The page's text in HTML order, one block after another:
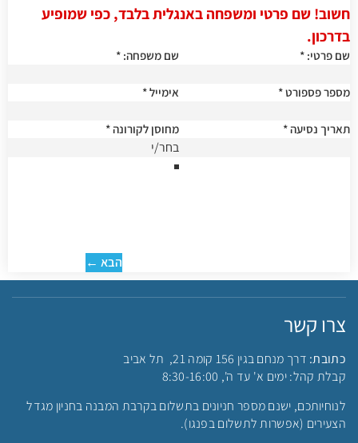
חשוב! שם פרטי ומשפחה באנגלית בלבד, כפי שמופיע
בדרכון.
שם פרטי: * שם משפחה: *
מספר פספורט* אימייל*
תאריך נסיעה* מחוסן לקורונה*
הבא ←
צרו קשר
כתובת: דרך מנחם בגין 156 קומה 21, תל אביב
קבלת קהל: ימים א' עד ה', 8:30-16:00
לנוחיותכם, ישנם מספר חניונים בתשלום בקרבת המבנה בחניון מגדל
הצעירים (אפשרות לתשלום בפנגו).